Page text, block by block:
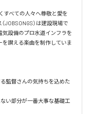
すべての人々へ尊敬と愛を
JOBSONGS）は建設現場で
設備のプロ水道インフラを
讃える楽曲を制作していま
監督さんの気持ちを込めた
い部分が一番大事な基礎工